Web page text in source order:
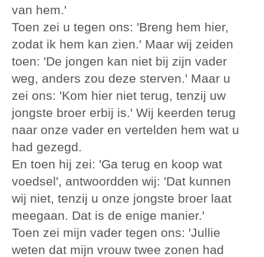
van hem.'
Toen zei u tegen ons: 'Breng hem hier,
zodat ik hem kan zien.' Maar wij zeiden
toen: 'De jongen kan niet bij zijn vader
weg, anders zou deze sterven.' Maar u
zei ons: 'Kom hier niet terug, tenzij uw
jongste broer erbij is.' Wij keerden terug
naar onze vader en vertelden hem wat u
had gezegd.
En toen hij zei: 'Ga terug en koop wat
voedsel', antwoordden wij: 'Dat kunnen
wij niet, tenzij u onze jongste broer laat
meegaan. Dat is de enige manier.'
Toen zei mijn vader tegen ons: 'Jullie
weten dat mijn vrouw twee zonen had